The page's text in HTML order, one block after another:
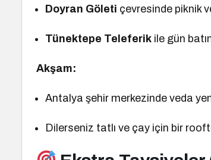
Doyran Göleti çevresinde piknik
Tünektepe Teleferik ile gün
Akşam:
Antalya şehir merkezinde veda
Dilerseniz tatlı ve çay için bir